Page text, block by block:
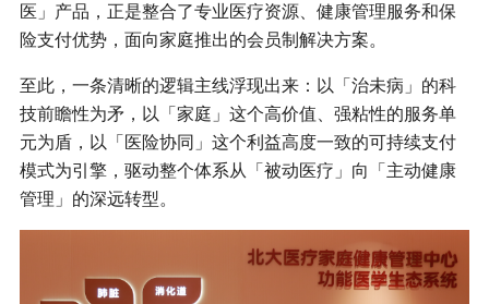
医」产品，正是整合了专业医疗资源、健康管理服务和保
险支付优势，面向家庭推出的会员制解决方案。
至此，一条清晰的逻辑主线浮现出来：以「治未病」的科
技前瞻性为矛，以「家庭」这个高价值、强粘性的服务单
元为盾，以「医险协同」这个利益高度一致的可持续支付
模式为引擎，驱动整个体系从「被动医疗」向「主动健康
管理」的深远转型。